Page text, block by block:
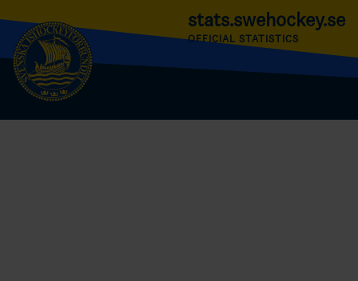
stats.swehockey.se
OFFICIAL STATISTICS